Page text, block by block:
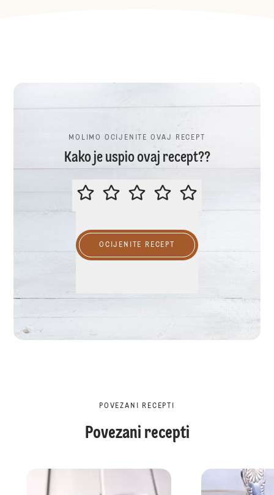
MOLIMO OCIJENITE OVAJ RECEPT
Kako je uspio ovaj recept??
MOLIMO OCIJENITE OVAJ
OCIJENITE RECEPT
POVEZANI RECEPTI
Povezani recepti